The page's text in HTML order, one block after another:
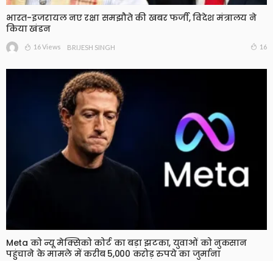
भारत-इजरायल नए रक्षा समझौते की खबर फर्जी, विदेश मंत्रालय ने
किया खंडन
16 Views BRIJESH SINGH 16
Meta को न्यू मेक्सिको कोर्ट का बड़ा झटका, युवाओं को नुकसान
पहुंचाने के मामले में करीब 5,000 करोड़ रुपये का जुर्माना